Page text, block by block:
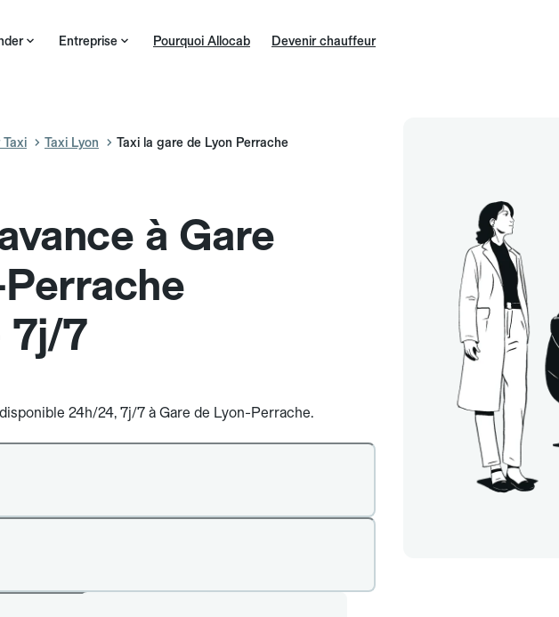
Entreprise Pourquoi Allocab Devenir chauffeur
Taxi Taxi Lyon Taxi la gare de Lyon Perrache
à Gare
7j/7
24h/24, 7j/7 à Gare de Lyon-Perrache.